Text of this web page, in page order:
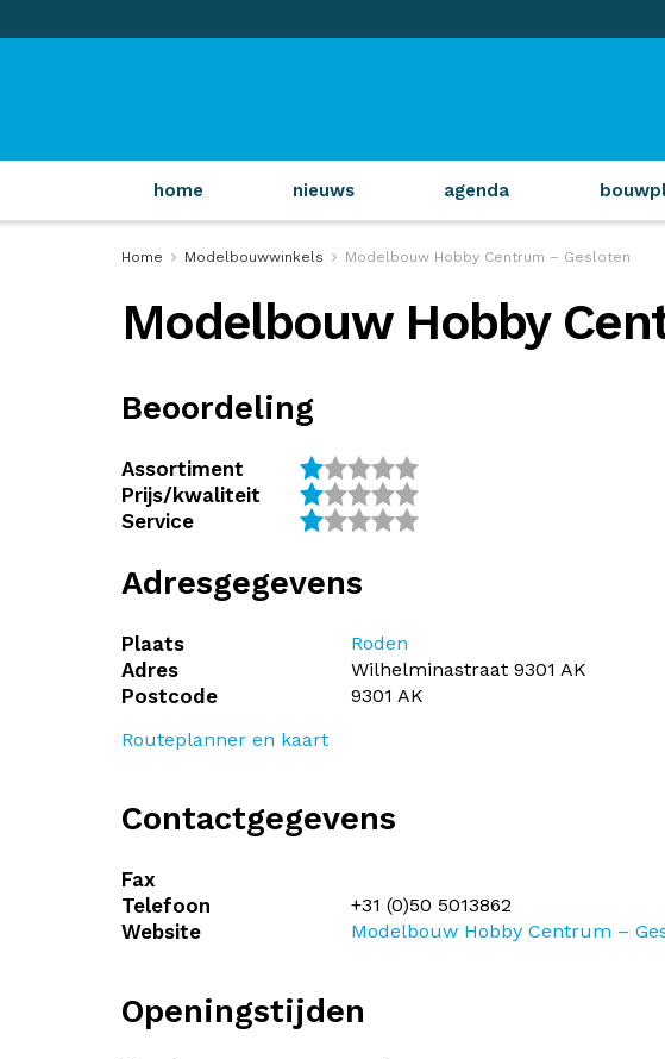
home nieuws agenda
Home Modelbouwwinkels Modelbouw Hobby Centrum – Gesloten
Modelbouw Hobby
Beoordeling
Assortiment
Prijs/kwaliteit
Service
Adresgegevens
Plaats Roden
Adres Wilhelminastraat 9301 AK
Postcode
9301 AK
Routeplanner en kaart
Contactgegevens
Fax
Telefoon
+31 (0)50 5013862
Website Modelbouw Hobby Centrum –
Openingstijden